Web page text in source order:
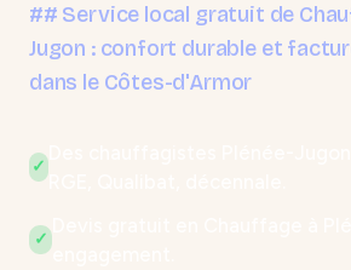
## Service local gratuit de
Jugon : confort durable et
dans le Côtes-d'Armor
✓
RGE, Qualibat, décennale.
✓